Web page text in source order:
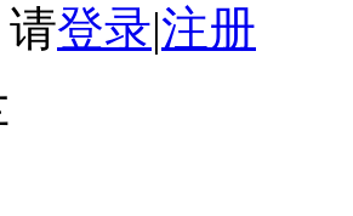
登录|注册